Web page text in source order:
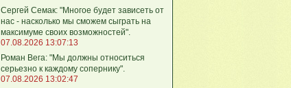
Сергей Семак: "Многое будет зависеть от
нас - насколько мы сможем сыграть на
максимуме своих возможностей".
07.08.2026 13:07:13
Роман Вега: "Мы должны относиться
серьезно к каждому сопернику".
07.08.2026 13:02:47